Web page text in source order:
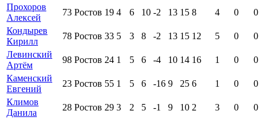
Прохоров
Алексей
73 Ростов 19 4 6 10 -2 13 15 8 4 0
0
Кондырев
Кирилл
78 Ростов 33 5 3 8 -2 13 15 12 5 0
0
Левинский
Артём
98 Ростов 24 1 5 6 -4 10 14 16 1 0
0
Каменский
Евгений
23 Ростов 55 1 5 6 -16 9 25 6 1 0
0
Климов
Данила
28 Ростов 29 3 2 5 -1 9 10 2 3 0
0